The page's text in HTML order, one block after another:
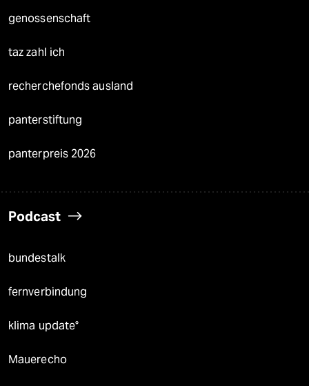
genossenschaft
taz zahl ich
recherchefonds ausland
panterstiftung
panterpreis 2026
Podcast
bundestalk
fernverbindung
klima update°
Mauerecho